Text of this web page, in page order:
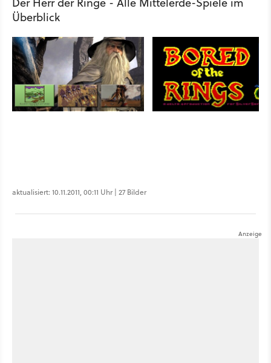
Überblick
aktualisiert: 10.11.2011, 00:11 Uhr | 27 Bilder